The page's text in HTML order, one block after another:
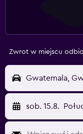
Zwrot w miejscu
Gwatemala,
sob. 15.8.